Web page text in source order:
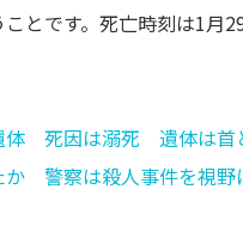
とです。死亡時刻は1月
体 死因は溺死 遺体は首
か 警察は殺人事件を視